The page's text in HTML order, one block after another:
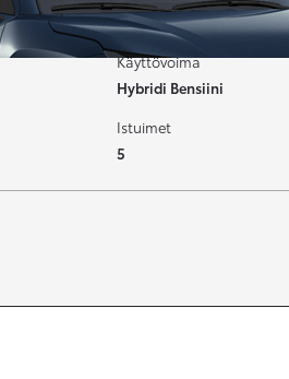
Käyttövoima
Hybridi Bensiini
Istuimet
5